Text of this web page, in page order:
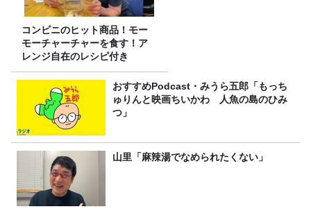
コンビニのヒット商品！モー
モーチャーチャーを食す！ア
レンジ自在のレシピ付き
おすすめPodcast・みうら五郎「もっち
ゅりんと映画ちいかわ 人魚の島のひみ
つ」
山里「麻辣湯でなめられたくない」